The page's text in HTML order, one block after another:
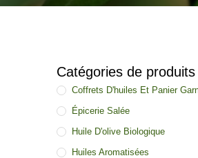
Catégories de produits
Coffrets D'huiles Et Panier
Épicerie Salée
Huile D'olive Biologique
Huiles Aromatisées